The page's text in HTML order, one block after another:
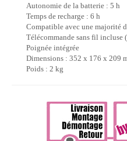
Autonomie de la batterie : 5 h
Temps de recharge : 6 h
Compatible avec une majorité
Télécommande sans fil incluse
Poignée intégrée
Dimensions : 352 x 176 x 209
Poids : 2 kg